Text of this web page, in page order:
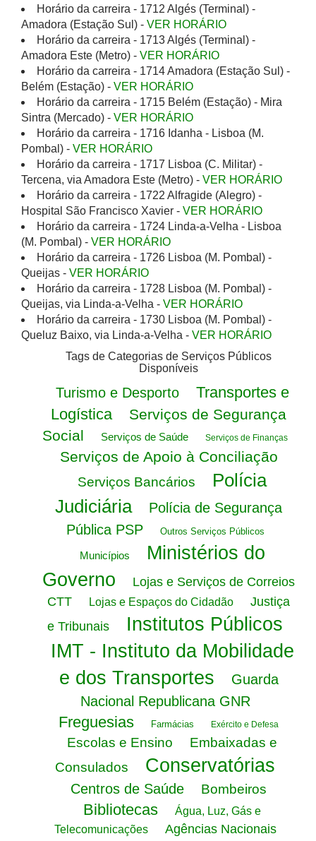
Horário da carreira - 1712 Algés (Terminal) -
Amadora (Estação Sul) - VER HORÁRIO
Horário da carreira - 1713 Algés (Terminal) -
Amadora Este (Metro) - VER HORÁRIO
Horário da carreira - 1714 Amadora (Estação Sul) -
Belém (Estação) - VER HORÁRIO
Horário da carreira - 1715 Belém (Estação) - Mira
Sintra (Mercado) - VER HORÁRIO
Horário da carreira - 1716 Idanha - Lisboa (M.
Pombal) - VER HORÁRIO
Horário da carreira - 1717 Lisboa (C. Militar) -
Tercena, via Amadora Este (Metro) - VER HORÁRIO
Horário da carreira - 1722 Alfragide (Alegro) -
Hospital São Francisco Xavier - VER HORÁRIO
Horário da carreira - 1724 Linda-a-Velha - Lisboa
(M. Pombal) - VER HORÁRIO
Horário da carreira - 1726 Lisboa (M. Pombal) -
Queijas - VER HORÁRIO
Horário da carreira - 1728 Lisboa (M. Pombal) -
Queijas, via Linda-a-Velha - VER HORÁRIO
Horário da carreira - 1730 Lisboa (M. Pombal) -
Queluz Baixo, via Linda-a-Velha - VER HORÁRIO
Tags de Categorias de Serviços Públicos
Disponíveis
Turismo e Desporto
Transportes e
Logística
Serviços de Segurança
Social
Serviços de Saúde Serviços de Finanças
Serviços de Apoio à Conciliação
Serviços Bancários
Polícia
Judiciária
Polícia de Segurança
Pública PSP
Outros Serviços Públicos
Municípios
Ministérios do
Governo
Lojas e Serviços de Correios
CTT
Lojas e Espaços do Cidadão
Justiça
e Tribunais
Institutos Públicos
IMT - Instituto da Mobilidade
e dos Transportes
Guarda
Nacional Republicana GNR
Freguesias Farmácias Exército e Defesa
Escolas e Ensino
Embaixadas e
Consulados
Conservatórias
Centros de Saúde Bombeiros
Bibliotecas
Água, Luz, Gás e
Telecomunicações
Agências Nacionais